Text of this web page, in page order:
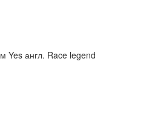
Yes англ. Race legend